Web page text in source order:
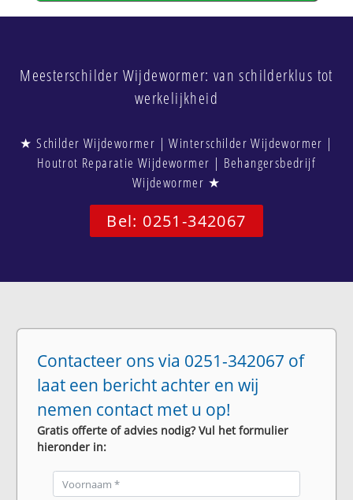
Meesterschilder Wijdewormer: van schilderklus tot
werkelijkheid
★ Schilder Wijdewormer | Winterschilder Wijdewormer |
Houtrot Reparatie Wijdewormer | Behangersbedrijf
Wijdewormer ★
Bel: 0251-342067
Contacteer ons via 0251-342067 of
laat een bericht achter en wij
nemen contact met u op!
Gratis offerte of advies nodig? Vul het formulier
hieronder in: